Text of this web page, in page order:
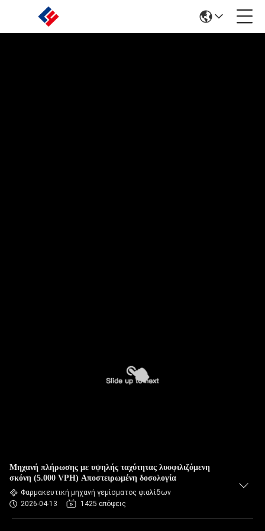
Μηχανή πλήρωσης με υψηλής ταχύτητας λυοφιλιζόμενη
σκόνη (5.000 VPH) Αποστειρωμένη δοσολογία
Φαρμακευτική μηχανή γεμίσματος φιαλίδων
2026-04-13
1425 απόψεις